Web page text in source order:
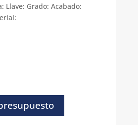
Llave: Grado: Acabado: